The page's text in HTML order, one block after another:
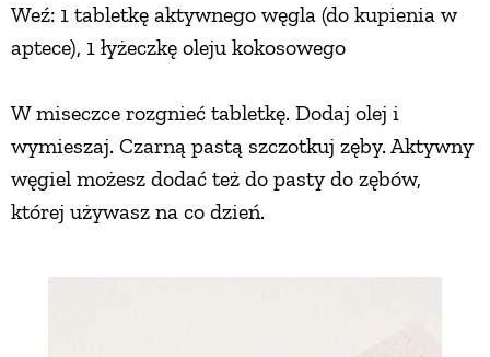
Weź: 1 tabletkę aktywnego węgla (do kupienia w
aptece), 1 łyżeczkę oleju kokosowego
W miseczce rozgnieć tabletkę. Dodaj olej i
wymieszaj. Czarną pastą szczotkuj zęby. Aktywny
węgiel możesz dodać też do pasty do zębów,
której używasz na co dzień.